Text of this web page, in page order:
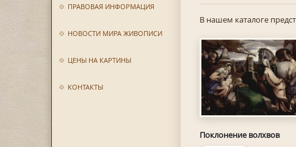
ПРАВОВАЯ ИНФОРМАЦИЯ
НОВОСТИ МИРА ЖИВОПИСИ
ЦЕНЫ НА КАРТИНЫ
КОНТАКТЫ
В нашем каталоге
Поклонение волхвов